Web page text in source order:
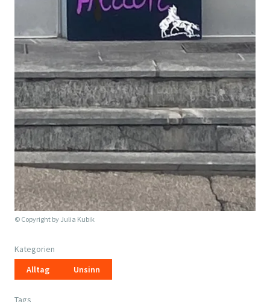
© Copyright by Julia Kubik
Kategorien
Alltag
Unsinn
Tags